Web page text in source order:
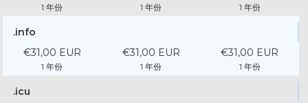
1 年份 1 年份 1 年份
.info
€31,00 EUR
1 年份
€31,00 EUR
1 年份
€31,00 EUR
1 年份
.icu